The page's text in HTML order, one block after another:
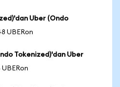
Uber (Ondo
UBERon
Tokenized)'dan Uber